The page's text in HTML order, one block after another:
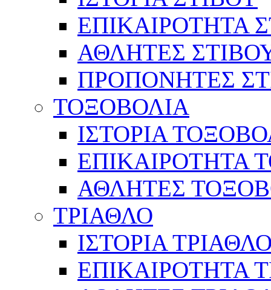
ΕΠΙΚΑΙΡΟΤΗΤΑ
ΑΘΛΗΤΕΣ
ΠΡΟΠΟΝΗΤΕΣ
ΤΟΞΟΒΟΛΙΑ
ΙΣΤΟΡΙΑ
ΕΠΙΚΑΙΡΟΤΗΤΑ
ΑΘΛΗΤΕΣ
ΤΡΙΑΘΛΟ
ΙΣΤΟΡΙΑ
ΕΠΙΚΑΙΡΟΤΗΤΑ